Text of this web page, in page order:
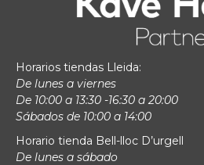
Horarios tiendas Lleida:
De lunes a viernes
De 10:00 a 13:30 -16:30 a 20:00
Sábados de 10:00 a 14:00
Horario tienda Bell-lloc D’urgell
De lunes a sábado